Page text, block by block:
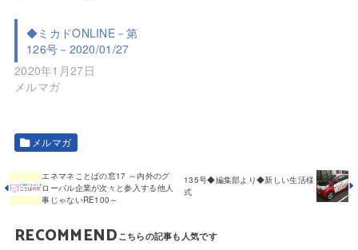
◆ミカドONLINE－第
126号－2020/01/27
2020年1月27日
メルマガ
メルマガ
135号◆編集部より◆新しい生活様
式
エネマネことばの窓17 ～内外のグ
ローバル企業が次々と参入する他人
事じゃないRE100～
RECOMMEND